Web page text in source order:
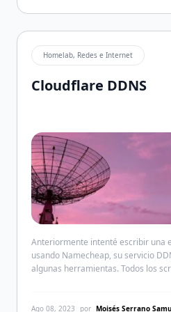
Homelab, Redes e Internet
Cloudflare DDNS
Anteriormente intenté escribir una
usando Namecheap, su servicio
algunas herramientas. Todos los
problema de inicializar el pod
Ago 08, 2023 por Moisés Serrano